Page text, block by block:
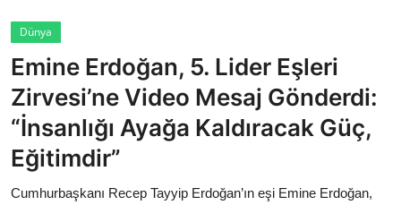
Cumhurbaşkanlığı
Bakanlıklar
Siyasi Partiler
Mülki İdare
Dünya
Emine Erdoğan, 5. Lider Eşleri
Zirvesi’ne Video Mesaj Gönderdi:
“İnsanlığı Ayağa Kaldıracak Güç,
Eğitimdir”
Cumhurbaşkanı Recep Tayyip Erdoğan’ın eşi Emine Erdoğan,